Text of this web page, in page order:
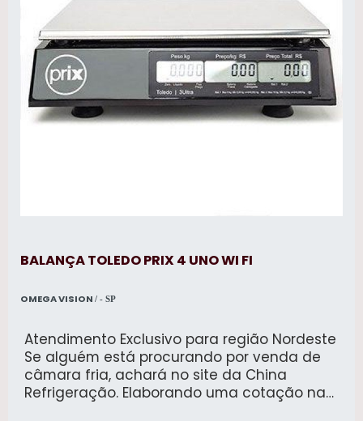
BALANÇA TOLEDO PRIX 4 UNO WI FI
OMEGA VISION / - SP
Atendimento Exclusivo para região Nordeste
Se alguém está procurando por venda de
câmara fria, achará no site da China
Refrigeração. Elaborando uma cotação na